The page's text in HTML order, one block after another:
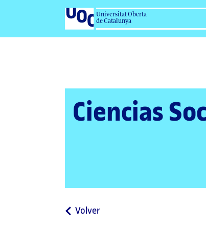
Universitat Oberta
de Catalunya
Ciencias
Volvera